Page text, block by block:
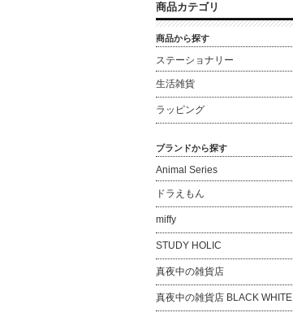
商品カテゴリ
商品から探す
ステーショナリー
生活雑貨
ラッピング
ブランドから探す
Animal Series
ドラえもん
miffy
STUDY HOLIC
真夜中の雑貨店
真夜中の雑貨店 BLACK WHITE